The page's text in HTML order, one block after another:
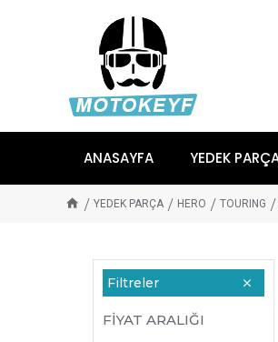
ANASAYFA YEDEK
YEDEK PARÇA HERO TOURING
Filtreler
FIYAT ARALIĞI